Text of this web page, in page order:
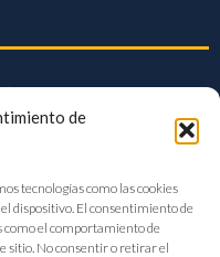
de
tecnologías como las cookies
dispositivo. El consentimiento de
como el comportamiento de
sitio. No consentir o retirar el